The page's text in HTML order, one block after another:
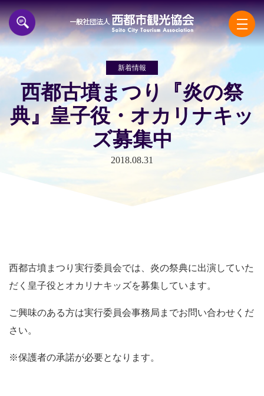
一般
新着情報
西都古墳まつり『炎の祭
典』皇子役・オカリナキッ
ズ募集中
2018.08.31
西都古墳まつり実行委員会では、炎の祭典に出演していた
だく皇子役とオカリナキッズを募集しています。
ご興味のある方は実行委員会事務局までお問い合わせくだ
さい。
※保護者の承諾が必要となります。